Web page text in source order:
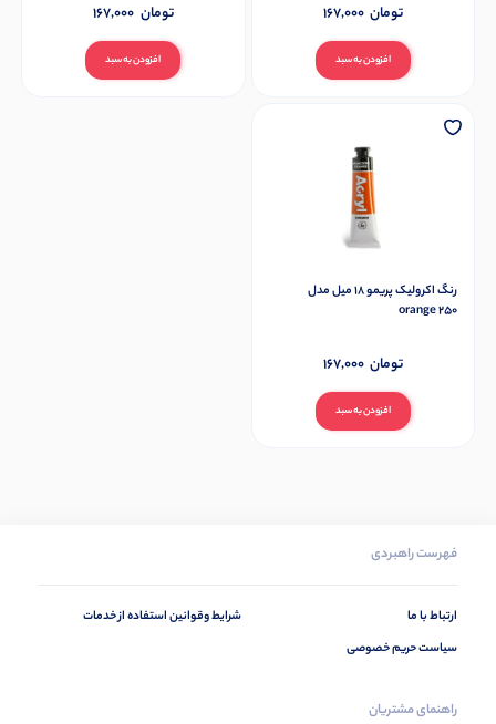
افزودن به سبد
167,000 تومان
افزودن به سبد
167,000 تومان
رنگ اکرولیک پریمو 18 میل مدل
orange 250
افزودن به سبد
167,000 تومان
فهرست راهبردی
ارتباط با ما
سیاست حریم خصوصی
شرایط وقوانین استفاده از خدمات
راهنمای مشتریان